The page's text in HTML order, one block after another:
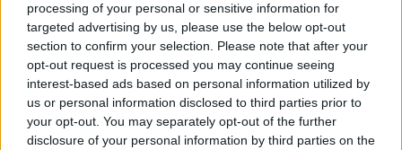
processing of your personal or sensitive information for
targeted advertising by us, please use the below opt-out
section to confirm your selection. Please note that after your
opt-out request is processed you may continue seeing
interest-based ads based on personal information utilized by
us or personal information disclosed to third parties prior to
your opt-out. You may separately opt-out of the further
disclosure of your personal information by third parties on the
15:00
35°C
20%υγρ.
5 Μπφ B
35 Km/h
55 km/h ΚΑΘΑΡΟΣ
18:00
34
17%υγρ.
4 Μπφ B
24 Km/h
ΚΑΘΑΡΟΣ